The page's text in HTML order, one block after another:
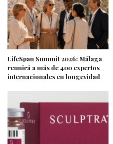
LifeSpan Summit 2026: Málaga
reunirá a más de 400 expertos
internacionales en longevidad